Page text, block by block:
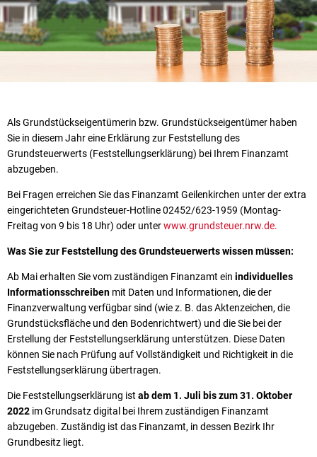
Als Grundstückseigentümerin bzw. Grundstückseigentümer haben
Sie in diesem Jahr eine Erklärung zur Feststellung des
Grundsteuerwerts (Feststellungserklärung) bei Ihrem Finanzamt
abzugeben.
Bei Fragen erreichen Sie das Finanzamt Geilenkirchen unter der extra
eingerichteten Grundsteuer-Hotline 02452/623-1959 (Montag-
Freitag von 9 bis 18 Uhr) oder unterwww.grundsteuer.nrw.de.
Was Sie zur Feststellung des Grundsteuerwertswissen müssen:
Ab Mai erhalten Sie vom zuständigen Finanzamt ein individuelles
Informationsschreiben mit Daten und Informationen, die der
Finanzverwaltung verfügbar sind (wie z. B. das Aktenzeichen, die
Grundstücksfläche und den Bodenrichtwert) und die Sie bei der
Erstellung der Feststellungserklärung unterstützen. Diese Daten
können Sie nach Prüfung auf Vollständigkeit und Richtigkeit in die
Feststellungserklärung übertragen.
Die Feststellungserklärung ist ab dem 1. Juli bis zum 31. Oktober
2022 im Grundsatz digital bei Ihrem zuständigen Finanzamt
abzugeben. Zuständig ist das Finanzamt, in dessen Bezirk Ihr
Grundbesitz liegt.